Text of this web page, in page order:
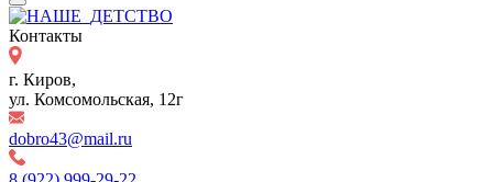
Контакты
г. Киров,
ул. Комсомольская, 12г
dobro43@mail.ru